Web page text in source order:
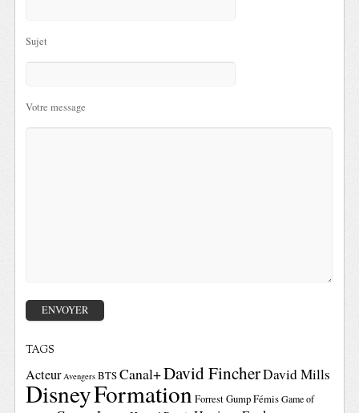
Sujet
Votre message
TAGS
Acteur Avengers BTSCanal+David FincherDavid Mills
DisneyFormationForrest GumpFémis Game of